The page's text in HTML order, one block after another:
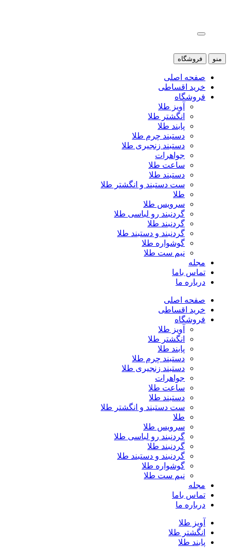
منو فروشگاه
صفحه اصلی
خرید اقساطی
فروشگاه
آویز طلا
انگشتر طلا
پابند طلا
دستبند چرم طلا
دستبند زنجیری طلا
جواهرات
ساعت طلا
دستبند طلا
ست دستبند و انگشتر طلا
طلا
سرویس طلا
گردنبند رو لباسی طلا
گردنبند طلا
گردنبند و دستبند طلا
گوشواره طلا
نیم ست طلا
مجله
تماس باما
درباره ما
صفحه اصلی
خرید اقساطی
فروشگاه
آویز طلا
انگشتر طلا
پابند طلا
دستبند چرم طلا
دستبند زنجیری طلا
جواهرات
ساعت طلا
دستبند طلا
ست دستبند و انگشتر طلا
طلا
سرویس طلا
گردنبند رو لباسی طلا
گردنبند طلا
گردنبند و دستبند طلا
گوشواره طلا
نیم ست طلا
مجله
تماس باما
درباره ما
آویز طلا
انگشتر طلا
پابند طلا